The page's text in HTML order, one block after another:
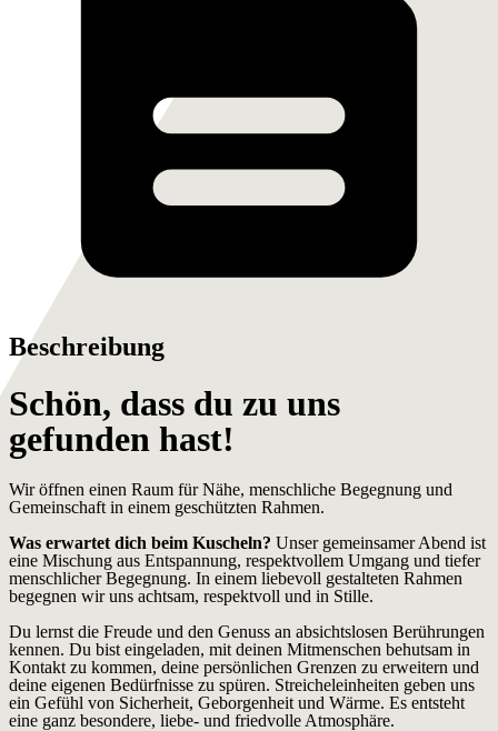
Beschreibung
Schön, dass du zu uns
gefunden hast!
Wir öffnen einen Raum für Nähe, menschliche Begegnung und
Gemeinschaft in einem geschützten Rahmen.
Was erwartet dich beim Kuscheln? Unser gemeinsamer Abend ist
eine Mischung aus Entspannung, respektvollem Umgang und tiefer
menschlicher Begegnung. In einem liebevoll gestalteten Rahmen
begegnen wir uns achtsam, respektvoll und in Stille.
Du lernst die Freude und den Genuss an absichtslosen Berührungen
kennen. Du bist eingeladen, mit deinen Mitmenschen behutsam in
Kontakt zu kommen, deine persönlichen Grenzen zu erweitern und
deine eigenen Bedürfnisse zu spüren. Streicheleinheiten geben uns
ein Gefühl von Sicherheit, Geborgenheit und Wärme. Es entsteht
eine ganz besondere, liebe- und friedvolle Atmosphäre.